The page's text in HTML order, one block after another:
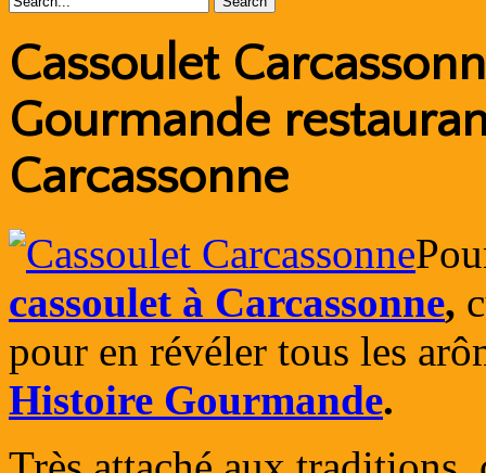
Cassoulet
Gourmande
Carcassonne
cassoulet à Carcassonne,
pour en révéler tous les
Histoire Gourmande.